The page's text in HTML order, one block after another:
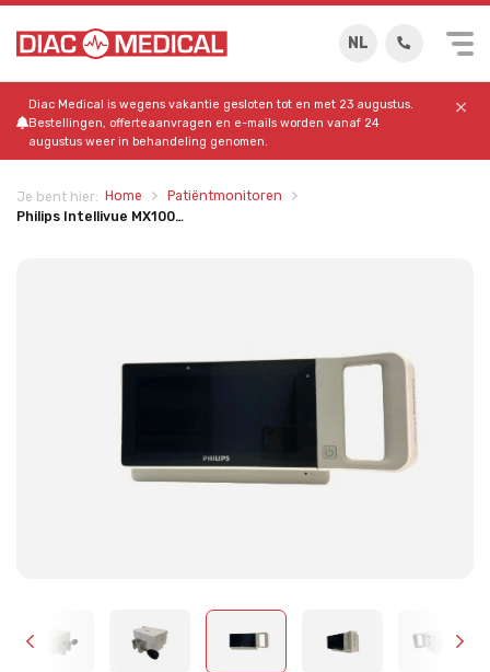
NL
Diac Medical is wegens vakantie gesloten tot en met 23 augustus.
Bestellingen, offerteaanvragen en e-mails worden vanaf 24
augustus weer in behandeling genomen.
Je bent hier: Home
Patiëntmonitoren
Philips Intellivue MX100…